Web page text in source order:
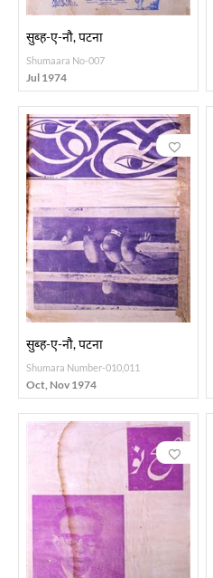
सुब्ह-ए-नौ, पटना
Shumaara No-007
Jul 1974
सुब्ह-ए-नौ, पटना
Shumara Number-010,011
Oct, Nov 1974